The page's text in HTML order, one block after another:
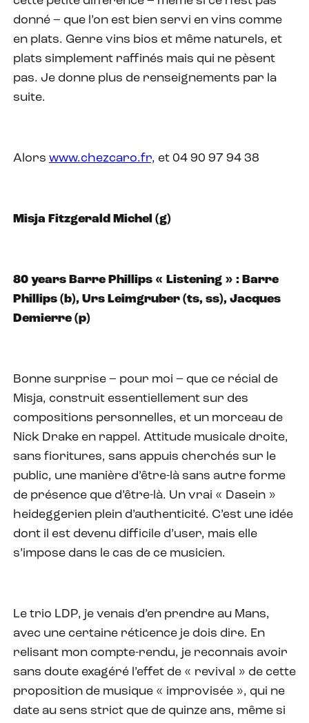
donné – que l’on est bien servi en vins comme
en plats. Genre vins bios et même naturels, et
plats simplement raffinés mais qui ne pèsent
pas. Je donne plus de renseignements par la
suite.
Alors www.chezcaro.fr, et 04 90 97 94 38
Misja Fitzgerald Michel (g)
80 years Barre Phillips « Listening » : Barre
Phillips (b), Urs Leimgruber (ts, ss), Jacques
Demierre (p)
Bonne surprise – pour moi – que ce récial de
Misja, construit essentiellement sur des
compositions personnelles, et un morceau de
Nick Drake en rappel. Attitude musicale droite,
sans fioritures, sans appuis cherchés sur le
public, une manière d’être-là sans autre forme
de présence que d’être-là. Un vrai « Dasein »
heideggerien plein d’authenticité. C’est une idée
dont il est devenu difficile d’user, mais elle
s’impose dans le cas de ce musicien.
Le trio LDP, je venais d’en prendre au Mans,
avec une certaine réticence je dois dire. En
relisant mon compte-rendu, je reconnais avoir
sans doute exagéré l’effet de « revival » de cette
proposition de musique « improvisée », qui ne
date au sens strict que de quinze ans, même si